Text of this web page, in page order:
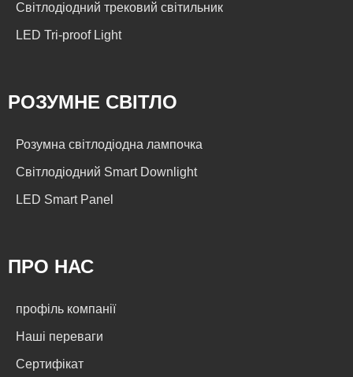
Світлодіодний трековий світильник
LED Tri-proof Light
РОЗУМНЕ СВІТЛО
Розумна світлодіодна лампочка
Світлодіодний Smart Downlight
LED Smart Panel
ПРО НАС
профіль компанії
Наші переваги
Сертифікат